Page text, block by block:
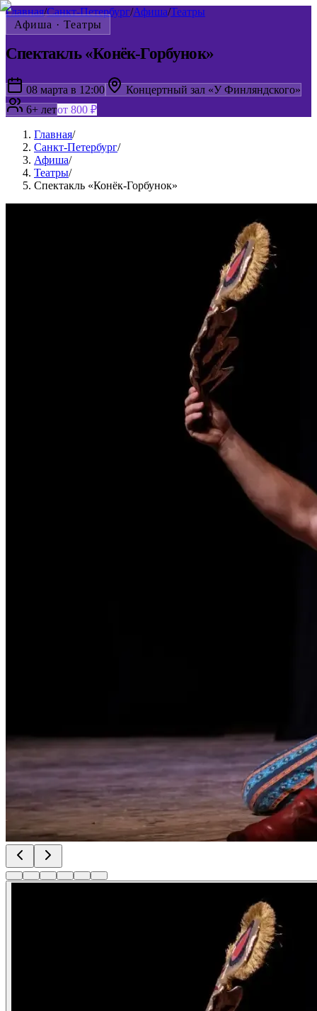
Главная/Санкт-Петербург/Афиша/Театры
Афиша · Театры
Спектакль «Конёк-Горбунок»
08 марта в 12:00
Концертный зал «У Финляндского»
6+ летот 800 ₽
Главная/
Санкт-Петербург/
Афиша/
Театры/
Спектакль «Конёк-Горбунок»